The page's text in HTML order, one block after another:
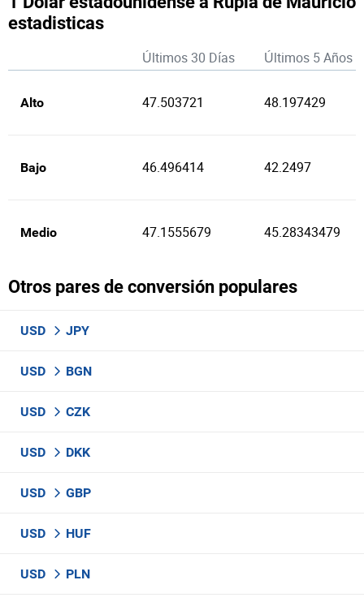
estadisticas
Últimos 30 Días Últimos 5 Años
Alto 47.503721 48.197429
Bajo 46.496414 42.2497
Medio 47.1555679 45.28343479
Otros pares de conversión populares
USD JPY
USD BGN
USD CZK
USD DKK
USD GBP
USD HUF
USD PLN